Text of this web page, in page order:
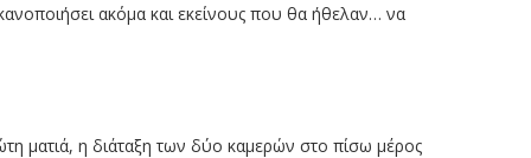
ακόμα και εκείνους που θα ήθελαν… να
ματιά, η διάταξη των δύο καμερών στο πίσω μέρος